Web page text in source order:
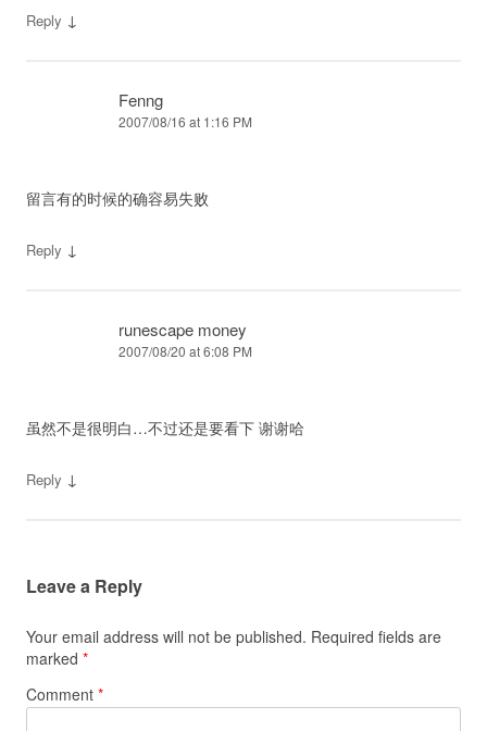
Reply ↓
Fenng
2007/08/16 at 1:16 PM
留言有的时候的确容易失败
Reply ↓
runescape money
2007/08/20 at 6:08 PM
虽然不是很明白…不过还是要看下 谢谢哈
Reply ↓
Leave a Reply
Your email address will not be published. Required fields are
marked *
Comment *